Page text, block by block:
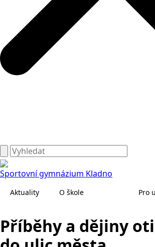
Sportovní gymnázium Kladno
Aktuality O škole Pro
Příběhy a dějiny